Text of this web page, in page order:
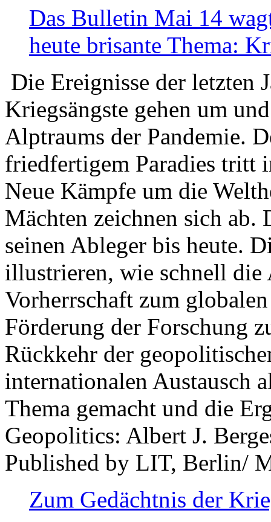
Das Bulletin Mai 14
heute brisante Thema:
Die Ereignisse der letzten
Kriegsängste gehen um
Alptraums der Pandemie.
friedfertigem Paradies tritt
Neue Kämpfe um die
Mächten zeichnen sich
seinen Ableger bis heute.
illustrieren, wie schnell die
Vorherrschaft zum
Förderung der Forschung
Rückkehr der
internationalen Austausch
Thema gemacht und die
Geopolitics: Albert J.
Published by LIT, Berlin/
Zum Gedächtnis der